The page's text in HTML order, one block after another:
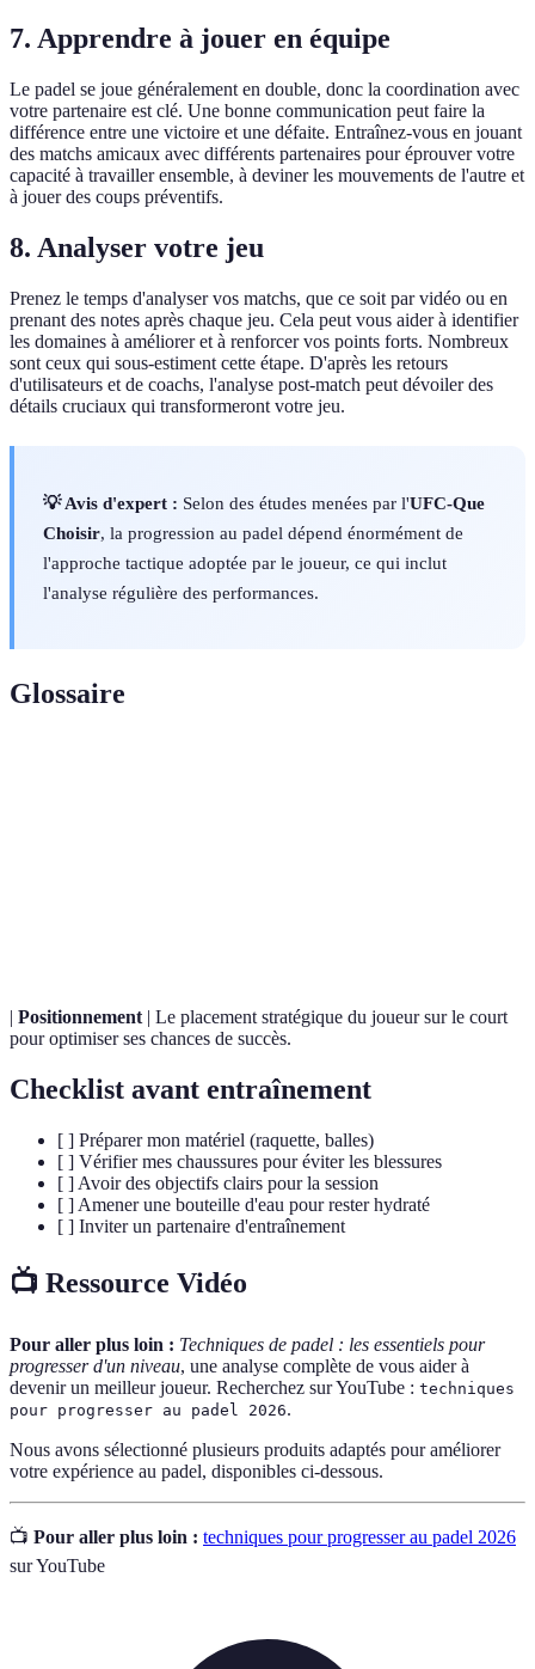
7. Apprendre à jouer en équipe
Le padel se joue généralement en double, donc la coordination avec
votre partenaire est clé. Une bonne communication peut faire la
différence entre une victoire et une défaite. Entraînez-vous en jouant
des matchs amicaux avec différents partenaires pour éprouver votre
capacité à travailler ensemble, à deviner les mouvements de l'autre et
à jouer des coups préventifs.
8. Analyser votre jeu
Prenez le temps d'analyser vos matchs, que ce soit par vidéo ou en
prenant des notes après chaque jeu. Cela peut vous aider à identifier
les domaines à améliorer et à renforcer vos points forts. Nombreux
sont ceux qui sous-estiment cette étape. D'après les retours
d'utilisateurs et de coachs, l'analyse post-match peut dévoiler des
détails cruciaux qui transformeront votre jeu.
💡 Avis d'expert : Selon des études menées par l'UFC-Que
Choisir, la progression au padel dépend énormément de
l'approche tactique adoptée par le joueur, ce qui inclut
l'analyse régulière des performances.
Glossaire
| Positionnement | Le placement stratégique du joueur sur le court
pour optimiser ses chances de succès.
Checklist avant entraînement
[ ] Préparer mon matériel (raquette, balles)
[ ] Vérifier mes chaussures pour éviter les blessures
[ ] Avoir des objectifs clairs pour la session
[ ] Amener une bouteille d'eau pour rester hydraté
[ ] Inviter un partenaire d'entraînement
📺 Ressource Vidéo
Pour aller plus loin : Techniques de padel : les essentiels pour
progresser d'un niveau, une analyse complète de vous aider à
devenir un meilleur joueur. Recherchez sur YouTube : techniques
pour progresser au padel 2026.
Nous avons sélectionné plusieurs produits adaptés pour améliorer
votre expérience au padel, disponibles ci-dessous.
📺 Pour aller plus loin : techniques pour progresser au padel 2026
sur YouTube